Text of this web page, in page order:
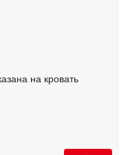
на кровать